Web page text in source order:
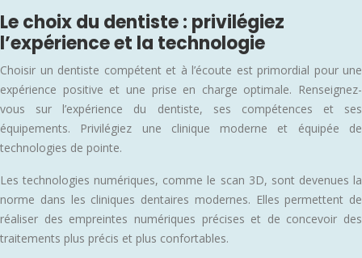
Le choix du dentiste : privilégiez
l’expérience et la technologie
Choisir un dentiste compétent et à l’écoute est primordial pour une
expérience positive et une prise en charge optimale. Renseignez-
vous sur l’expérience du dentiste, ses compétences et ses
équipements. Privilégiez une clinique moderne et équipée de
technologies de pointe.
Les technologies numériques, comme le scan 3D, sont devenues la
norme dans les cliniques dentaires modernes. Elles permettent de
réaliser des empreintes numériques précises et de concevoir des
traitements plus précis et plus confortables.